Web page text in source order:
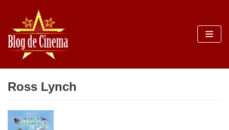
Sari
la
conținut
Ross Lynch